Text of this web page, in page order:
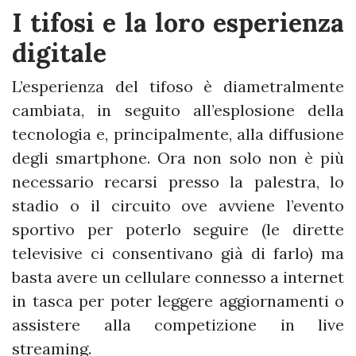
I tifosi e la loro esperienza
digitale
L’esperienza del tifoso è diametralmente
cambiata, in seguito all’esplosione della
tecnologia e, principalmente, alla diffusione
degli smartphone. Ora non solo non è più
necessario recarsi presso la palestra, lo
stadio o il circuito ove avviene l’evento
sportivo per poterlo seguire (le dirette
televisive ci consentivano già di farlo) ma
basta avere un cellulare connesso a internet
in tasca per poter leggere aggiornamenti o
assistere alla competizione in live
streaming.